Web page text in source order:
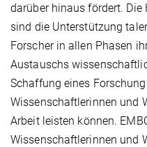
darüber hinaus fördert.
sind die Unterstützung
Forscher in allen Phasen
Austauschs
Schaffung eines
Wissenschaftlerinnen und
Arbeit leisten können.
Wissenschaftlerinnen und